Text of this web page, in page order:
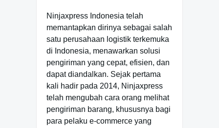
Ninjaxpress Indonesia telah
memantapkan dirinya sebagai salah
satu perusahaan logistik terkemuka
di Indonesia, menawarkan solusi
pengiriman yang cepat, efisien, dan
dapat diandalkan. Sejak pertama
kali hadir pada 2014, Ninjaxpress
telah mengubah cara orang melihat
pengiriman barang, khususnya bagi
para pelaku e-commerce yang